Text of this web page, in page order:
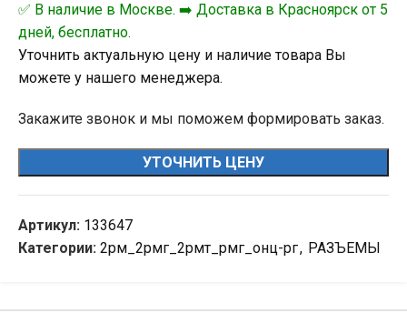
✅ В наличие в Москве. ➡️ Доставка в Красноярск от 5
дней, бесплатно.
Уточнить актуальную цену и наличие товара Вы
можете у нашего менеджера.
Закажите звонок и мы поможем формировать заказ.
УТОЧНИТЬ ЦЕНУ
Артикул: 133647
Категории: 2рм_2рмг_2рмт_рмг_онц-рг, РАЗЪЕМЫ